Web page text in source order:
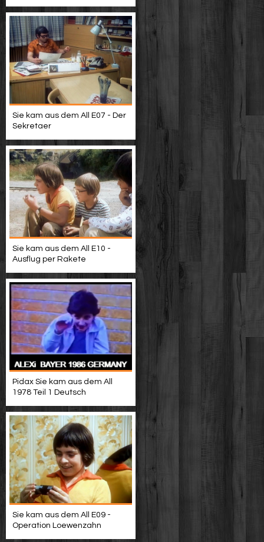
Sie kam aus dem All E07 - Der
Sekretaer
Sie kam aus dem All E10 -
Ausflug per Rakete
Pidax Sie kam aus dem All
1978 Teil 1 Deutsch
Sie kam aus dem All E09 -
Operation Loewenzahn